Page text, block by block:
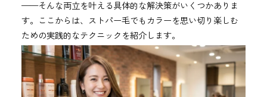
——そんな両立を叶える具体的な解決策がいくつかありま
す。ここからは、ストパー毛でもカラーを思い切り楽しむ
ための実践的なテクニックを紹介します。